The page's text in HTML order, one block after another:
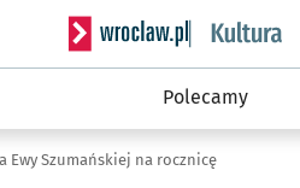
Serwis informacyjny
Polecamy
Ewy Szumańskiej na rocznicę